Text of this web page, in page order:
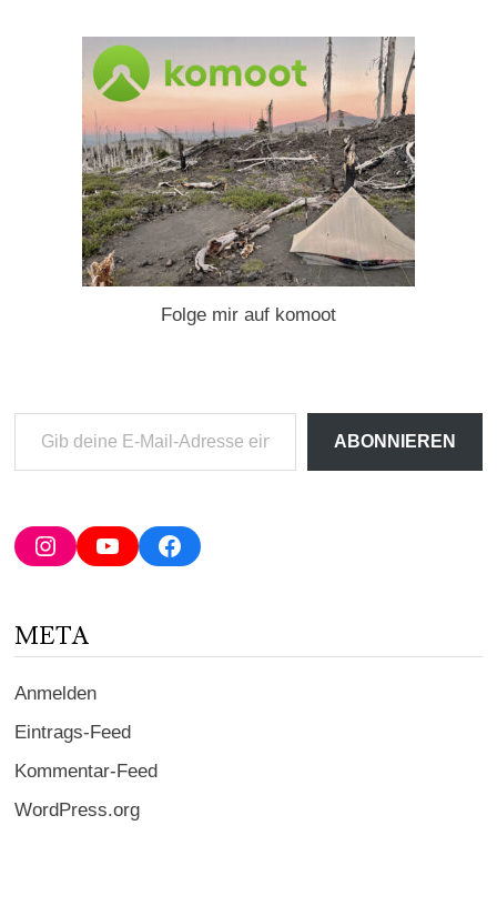
Folge mir auf komoot
deine
Adresse
ein ...
ABONNIEREN
InstagramYouTubeFacebook
META
Anmelden
Eintrags-Feed
Kommentar-Feed
WordPress.org